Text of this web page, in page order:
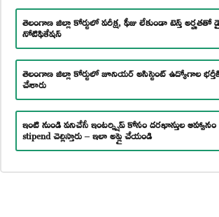
తెలంగాణ జిల్లా కోర్టులో పరీక్ష, ఫీజు లేకుండా టెన్త్ అర్హతతో
నోటిఫికేషన్
తెలంగాణ జిల్లా కోర్టులో జూనియర్ అసిస్టెంట్ ఉద్యోగాల
చేశారు
ఇంటి నుండి పనిచేసే ఇంటర్న్షిప్ కోసం దరఖాస్తుల
stipend చెల్లిస్తారు – ఇలా అప్లై చేయండి